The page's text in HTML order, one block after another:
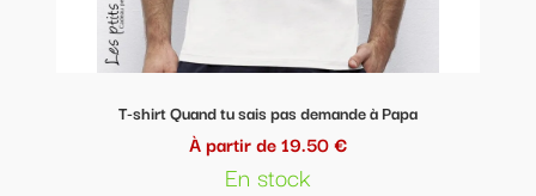
T-shirt Quand tu sais pas demande à Papa
À partir de 19.50 €
En stock